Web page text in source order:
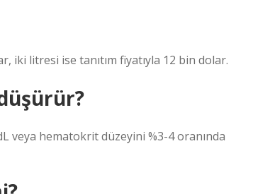
iki litresi ise tanıtım fiyatıyla 12 bin dolar.
veya hematokrit düzeyini %3-4 oranında